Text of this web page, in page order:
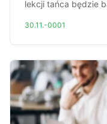
lekcji tańca będzie
30.11.-0001